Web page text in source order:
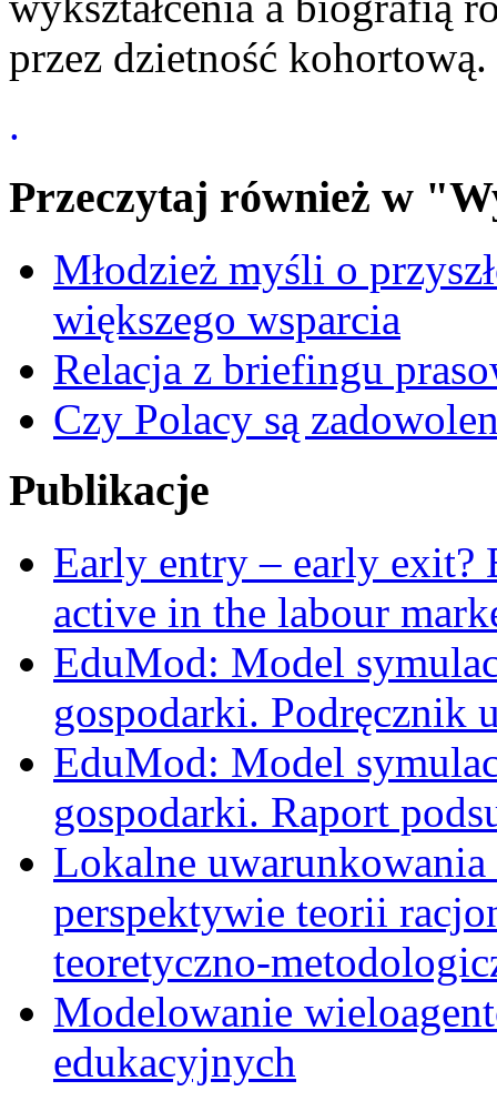
przez dzietność kohortową.
.
Przeczytaj również w
Młodzież myśli o
większego wsparcia
Relacja z briefingu
Czy Polacy są
Publikacje
Early entry – early exit?
active in the labour
EduMod: Model
gospodarki. Podręcznik
EduMod: Model
gospodarki. Raport
Lokalne
perspektywie teorii
teoretyczno-
Modelowanie
edukacyjnych